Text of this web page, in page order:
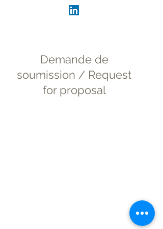
Demande de
soumission / Request
for proposal